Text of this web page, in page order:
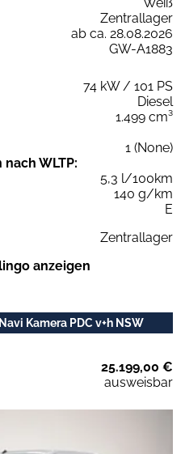
Zentrallager
ab ca. 28.08.2026
GW-A1883
74 kW / 101 PS
Diesel
1.499 cm³
1 (None)
WLTP:
5,3 l/100km
140 g/km
E
Zentrallager
anzeigen
Kamera PDC v+h NSW
25.199,00 €
ausweisbar